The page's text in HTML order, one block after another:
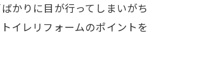
かりに目が行ってしまいがち
イレリフォームのポイントを